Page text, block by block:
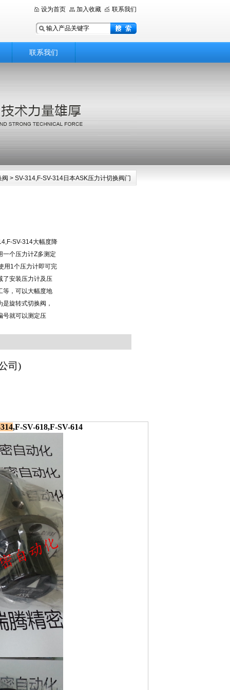
设为首页 加入收藏 联系我们
联系我们
阀 > SV-314,F-SV-314日本ASK压力计切换阀门
SV-314大幅度降
一个压力计Z多测定
用1个压力计即可完
了安装压力计及压
等，可以大幅度地
旋转式切换阀，
号就可以测定压
司)
,F-SV-618,F-SV-614